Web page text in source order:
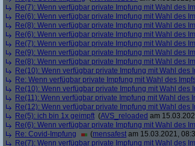
Re(7): Wenn verfügbar private Impfung mit Wahl des
Re(6): Wenn verfügbar private Impfung mit Wahl des
Re(8): Wenn verfügbar private Impfung mit Wahl des
Re(6): Wenn verfügbar private Impfung mit Wahl des
Re(7): Wenn verfügbar private Impfung mit Wahl des
Re(9): Wenn verfügbar private Impfung mit Wahl des
Re(8): Wenn verfügbar private Impfung mit Wahl des
Re(10): Wenn verfügbar private Impfung mit Wahl des
Re: Wenn verfügbar private Impfung mit Wahl des
Re(10): Wenn verfügbar private Impfung mit Wahl des
Re(11): Wenn verfügbar private Impfung mit Wahl des
Re(12): Wenn verfügbar private Impfung mit Wahl des
Re(5): ich bin 1x geimpft (AVS_reloaded am
Re(6): Wenn verfügbar private Impfung mit Wahl des
Re: Covid-Impfung
(mensafest am 15.03.2021,
Re(7): Wenn verfügbar private Impfung mit Wahl des